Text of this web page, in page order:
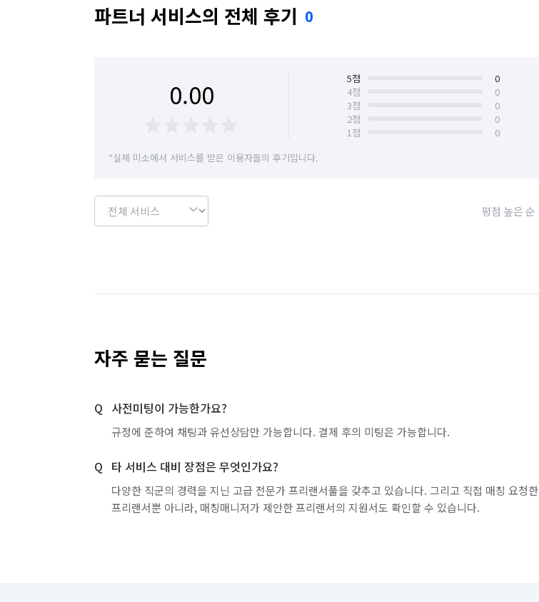
• 상담 및 현장 확인
• 최종 점검 및 고객 확인
홍군은 단순한 청소를 넘어 고객의 공간 가치를 높이는 서비스를 제공합니다.
언제나 믿고 맡길 수 있는 파트너가 되겠습니다. 감사합니다.
파트너 서비스의 전체 후기 0
0.00 5점
0
4점
0
3점
0
2점
0
1점
0
*실제 미소에서 서비스를 받은 이용자들의 후기입니다.
자주 묻는 질문
사전미팅이 가능한가요?
규정에 준하여 채팅과 유선상담만 가능합니다. 결제 후의 미팅은 가능합니다.
타 서비스 대비 장점은 무엇인가요?
다양한 직군의 경력을 지닌 고급 전문가 프리랜서풀을 갖추고 있습니다. 그리고 직접 매칭 요청한
프리랜서뿐 아니라, 매칭매니저가 제안한 프리랜서의 지원서도 확인할 수 있습니다.